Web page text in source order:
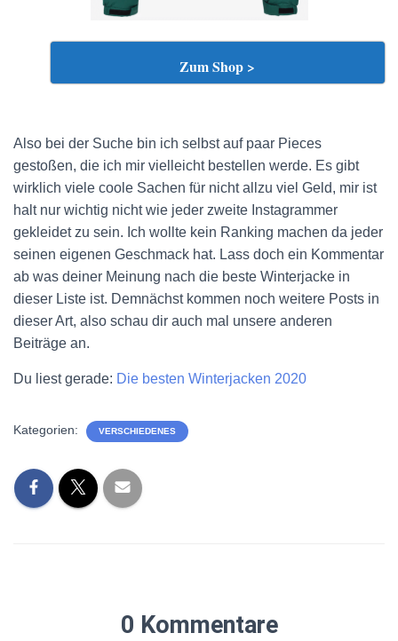
Zum Shop >
Also bei der Suche bin ich selbst auf paar Pieces
gestoßen, die ich mir vielleicht bestellen werde. Es gibt
wirklich viele coole Sachen für nicht allzu viel Geld, mir ist
halt nur wichtig nicht wie jeder zweite Instagrammer
gekleidet zu sein. Ich wollte kein Ranking machen da jeder
seinen eigenen Geschmack hat. Lass doch ein Kommentar
ab was deiner Meinung nach die beste Winterjacke in
dieser Liste ist. Demnächst kommen noch weitere Posts in
dieser Art, also schau dir auch mal unsere anderen
Beiträge an.
Du liest gerade: Die besten Winterjacken 2020
Kategorien: VERSCHIEDENES
0 Kommentare